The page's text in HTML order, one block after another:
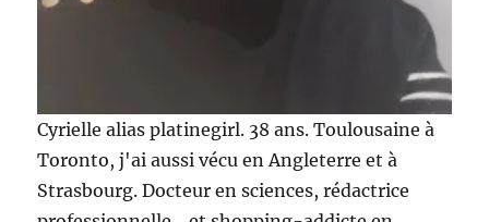
Cyrielle alias platinegirl. 38 ans. Toulousaine à
Toronto, j'ai aussi vécu en Angleterre et à
Strasbourg. Docteur en sciences, rédactrice